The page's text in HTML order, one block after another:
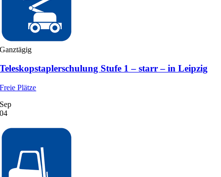
Ganztägig
Teleskopstaplerschulung Stufe 1 – starr – in Leipzig
Freie Plätze
Sep
04